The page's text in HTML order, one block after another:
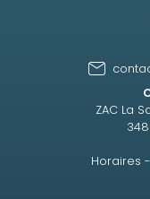
ZAC La
Horaires -